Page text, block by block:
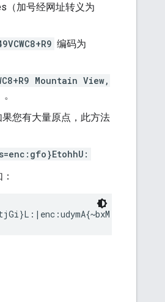
（加号经网址转义为
编码为
Mountain View,
。
您有大量原点，此方法